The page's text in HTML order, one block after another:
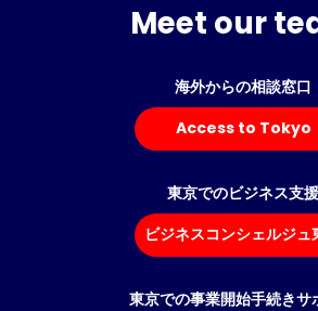
Meet our
海外からの相談窓口
Access to Tokyo
東京でのビジネス支援
ビジネスコンシェルジュ
東京での事業開始手続きサ